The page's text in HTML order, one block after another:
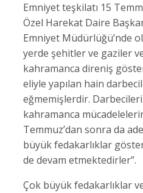
Emniyet teşkilatı 15
Özel Harekat Daire
Emniyet Müdürlüğü’nde
yerde şehitler ve gaziler
kahramanca direniş
eliyle yapılan hain
eğmemişlerdir.
kahramanca
Temmuz’dan sonra da
büyük fedakarlıklar
de devam etmektedirler”.
Çok büyük fedakarlıklar